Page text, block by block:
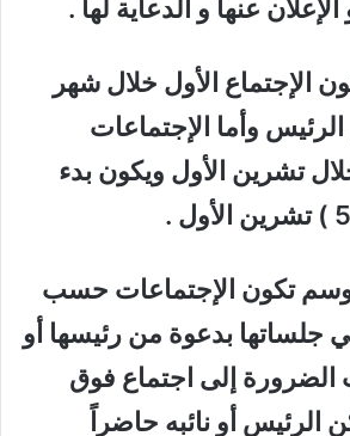
عنها و الدعاية لها .
الإجتماع الأول خلال شهر
وأما الإجتماعات
تشرين الأول ويكون بدء
تكون الإجتماعات حسب
جلساتها بدعوة من رئيسها أو
الضرورة إلى اجتماع فوق
الرئيس أو نائبه حاضراً